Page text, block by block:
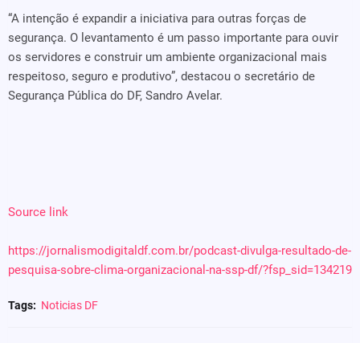
“A intenção é expandir a iniciativa para outras forças de
segurança. O levantamento é um passo importante para ouvir
os servidores e construir um ambiente organizacional mais
respeitoso, seguro e produtivo”, destacou o secretário de
Segurança Pública do DF, Sandro Avelar.
Source link
https://jornalismodigitaldf.com.br/podcast-divulga-resultado-de-
pesquisa-sobre-clima-organizacional-na-ssp-df/?fsp_sid=134219
Tags: Noticias DF